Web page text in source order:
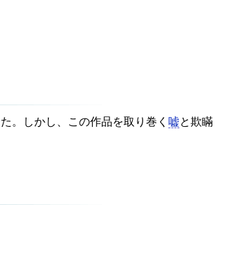
。しかし、この作品を取り巻く 嘘と欺瞞